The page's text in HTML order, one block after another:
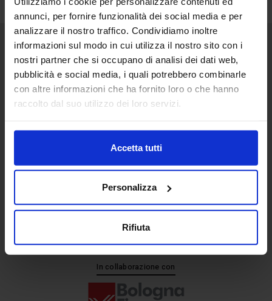
annunci, per fornire funzionalità dei social media e per
analizzare il nostro traffico. Condividiamo inoltre
informazioni sul modo in cui utilizza il nostro sito con i
nostri partner che si occupano di analisi dei dati web,
pubblicità e social media, i quali potrebbero combinarle
con altre informazioni che ha fornito loro o che hanno
raccolto dal suo utilizzo dei loro servizi.
Accetta tutti
Personalizza
Rifiuta
Senaf srl
+ 39 051.325511
+ 39 02.332039460
In collaborazione con